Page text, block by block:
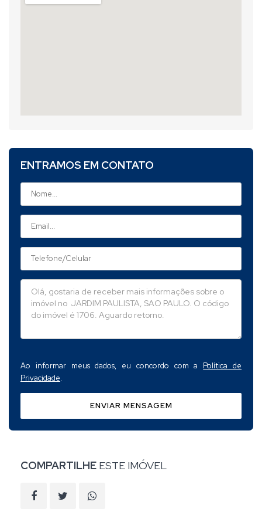
ENTRAMOS EM CONTATO
Ao informar meus dados, eu concordo com a Política de
Privacidade.
ENVIAR MENSAGEM
COMPARTILHE ESTE IMÓVEL